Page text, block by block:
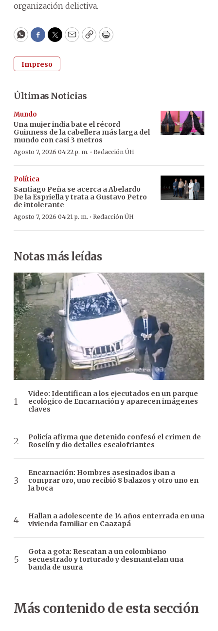
organización delictiva.
WhatsApp
Facebook
Twitter
EmailCopyPrint
Impreso
Últimas Noticias
Mundo
Una mujer india bate el récord
Guinness de la cabellera más larga del
mundo con casi 3 metros
Agosto 7, 2026 04:22 p. m. · Redacción ÚH
Política
Santiago Peña se acerca a Abelardo
De la Espriella y trata a Gustavo Petro
de intolerante
Agosto 7, 2026 04:21 p. m. · Redacción ÚH
Notas más leídas
Video: Identifican a los ejecutados en un parque
ecológico de Encarnación y aparecen imágenes
claves
Policía afirma que detenido confesó el crimen de
Roselín y dio detalles escalofriantes
Encarnación: Hombres asesinados iban a
comprar oro, uno recibió 8 balazos y otro uno en
la boca
Hallan a adolescente de 14 años enterrada en una
vivienda familiar en Caazapá
Gota a gota: Rescatan a un colombiano
secuestrado y torturado y desmantelan una
banda de usura
Más contenido de esta sección